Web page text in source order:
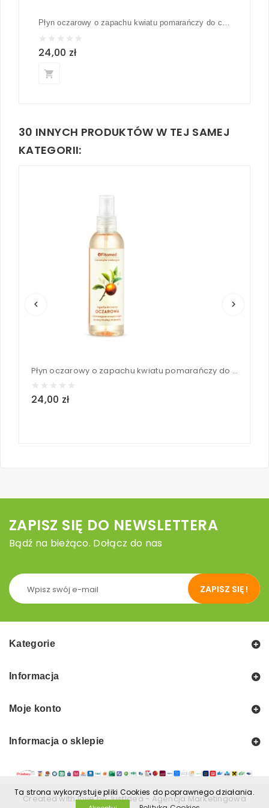
Ta strona wykorzystuje pliki Cookies do poprawnego działania.
Płyn oczarowy o zapachu kwiatu pomarańczy do cery tłustej i mieszanej - Fitomed 200 ml
24,00 zł
local_grocery_store
30 INNYCH PRODUKTÓW W TEJ SAMEJ
KATEGORII:
keyboard_arrow_left keyboard_arrow_right
Płyn oczarowy o zapachu kwiatu pomarańczy do cery tłustej i mieszanej - Fitomed 200 ml
24,00 zł
ZAPISZ SIĘ DO NEWSLETTERA
Bądź na bieżąco. Dołącz do nas
ZAPISZ SIĘ !
Kategorie
Informacja
Moje konto
Informacja o sklepie
Created with love byJustIdea - Agencja Marketingowa